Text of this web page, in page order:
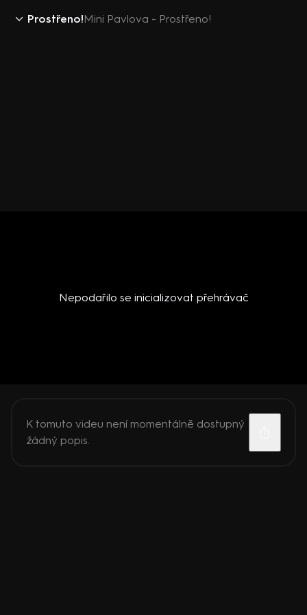
Prostřeno!Mini Pavlova - Prostřeno!
Nepodařilo se inicializovat přehrávač
K tomuto videu není momentálně dostupný
žádný popis.